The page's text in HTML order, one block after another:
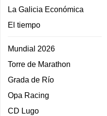
La Galicia Económica
El tiempo
Mundial 2026
Torre de Marathon
Grada de Río
Opa Racing
CD Lugo